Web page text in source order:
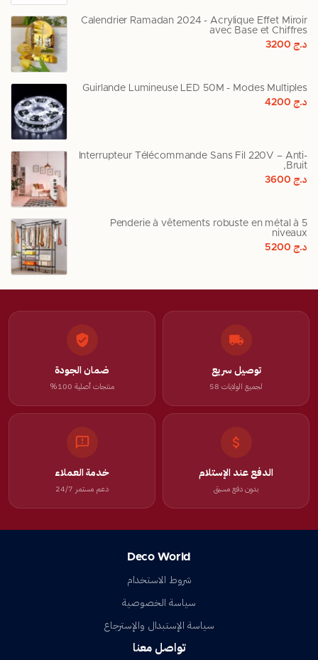
Calendrier Ramadan 2024 - Acrylique Effet Miroir
avec Base et Chiffres
د.ج3200
Guirlande Lumineuse LED 50M - Modes Multiples
د.ج4200
Interrupteur Télécommande Sans Fil 220V – Anti-
Bruit,
د.ج3600
Penderie à vêtements robuste en métal à 5
niveaux
د.ج5200
توصيل سريع
لجميع الولايات 58
ضمان الجودة
منتجات أصلية 100%
الدفع عند الإستلام
بدون دفع مسبق
خدمة العملاء
دعم مستمر 24/7
Deco World
شروط الاستخدام
سياسة الخصوصية
سياسة الإستبدال والإسترجاع
تواصل معنا